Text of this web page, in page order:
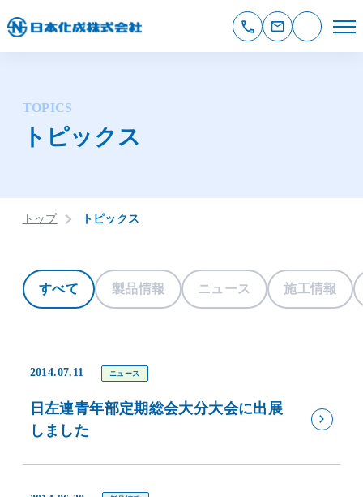
TOPICS
トピックス
トップ トピックス
すべて 製品情報 ニュース 施工情報
2014.07.11 ニュース
日左連青年部定期総会大分大会に出展
しました